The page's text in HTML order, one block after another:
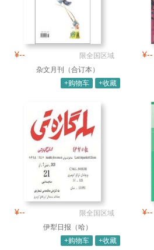
¥--
限全国区域
杂文月刊（合订本）
+购物车
+收藏
¥--
¥--
限全国区域
伊犁日报（哈）
+购物车
+收藏
¥--